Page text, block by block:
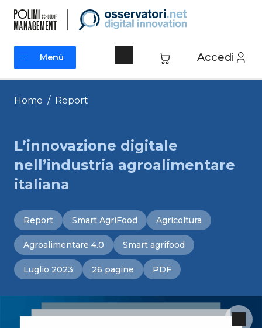
contenuto
Accedi
Menù
Menù
Home / Report
L’innovazione digitale
nell’industria agroalimentare
italiana
Report Smart AgriFood Agricoltura
Agroalimentare 4.0 Smart agrifood
Luglio 2023 26 pagine PDF